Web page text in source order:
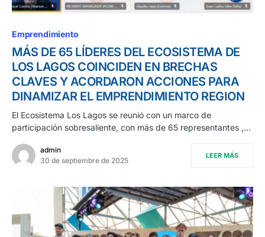
Emprendimiento
MÁS DE 65 LÍDERES DEL ECOSISTEMA DE
LOS LAGOS COINCIDEN EN BRECHAS
CLAVES Y ACORDARON ACCIONES PARA
DINAMIZAR EL EMPRENDIMIENTO REGION
El Ecosistema Los Lagos se reunió con un marco de
participación sobresaliente, con más de 65 representantes ,…
admin
30 de septiembre de 2025
LEER MÁS